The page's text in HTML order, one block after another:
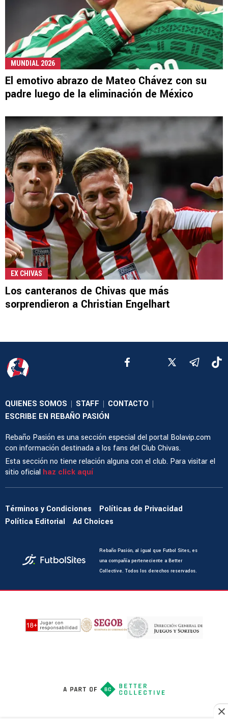
MUNDIAL 2026
El emotivo abrazo de Mateo Chávez con su
padre luego de la eliminación de México
EX CHIVAS
Los canteranos de Chivas que más
sorprendieron a Christian Engelhart
QUIENES SOMOS | STAFF | CONTACTO |
ESCRIBE EN REBAÑO PASIÓN
Rebaño Pasión es una sección especial del portal Bolavip.com
con información destinada a los fans del Club Chivas.
Esta sección no tiene relación alguna con el club. Para visitar el
sitio oficial haz click aquí
Términos y Condiciones
Políticas de Privacidad
Política Editorial
Ad Choices
Rebaño Pasión, al igual que Futbol Sites, es
una compañía perteneciente a Better
Collective. Todos los derechos reservados.